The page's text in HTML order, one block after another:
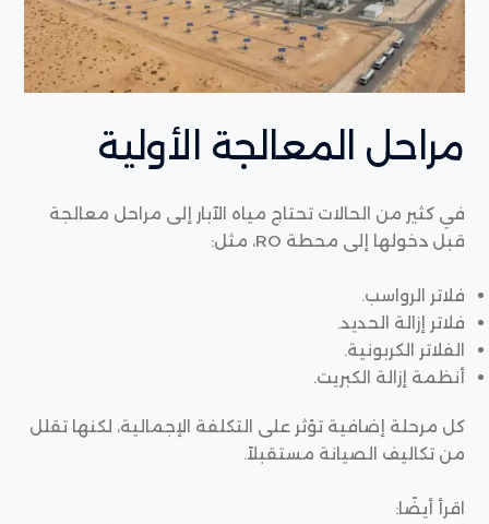
مراحل المعالجة الأولية
في كثير من الحالات تحتاج مياه الآبار إلى مراحل معالجة
قبل دخولها إلى محطة RO، مثل:
فلاتر الرواسب.
فلاتر إزالة الحديد.
الفلاتر الكربونية.
أنظمة إزالة الكبريت.
كل مرحلة إضافية تؤثر على التكلفة الإجمالية، لكنها تقلل
من تكاليف الصيانة مستقبلاً.
اقرأ أيضًا: